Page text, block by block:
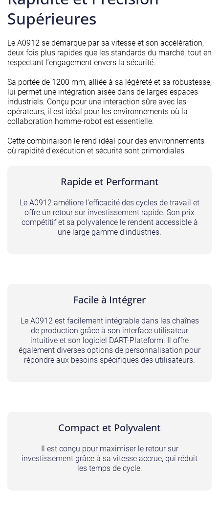
Supérieures
Le A0912 se démarque par sa vitesse et son accélération,
deux fois plus rapides que les standards du marché, tout en
respectant l’engagement envers la sécurité.
Sa portée de 1200 mm, alliée à sa légèreté et sa robustesse,
lui permet une intégration aisée dans de larges espaces
industriels. Conçu pour une interaction sûre avec les
opérateurs, il est idéal pour les environnements où la
collaboration homme-robot est essentielle.
Cette combinaison le rend idéal pour des environnements
où rapidité d’exécution et sécurité sont primordiales.
Rapide et Performant
Le A0912 améliore l’efficacité des cycles de travail et
offre un retour sur investissement rapide. Son prix
compétitif et sa polyvalence le rendent accessible à
une large gamme d’industries.
Facile à Intégrer
Le A0912 est facilement intégrable dans les chaînes
de production grâce à son interface utilisateur
intuitive et son logiciel DART-Plateform. Il offre
également diverses options de personnalisation pour
répondre aux besoins spécifiques des utilisateurs.
Compact et Polyvalent
Il est conçu pour maximiser le retour sur
investissement grâce à sa vitesse accrue, qui réduit
les temps de cycle.